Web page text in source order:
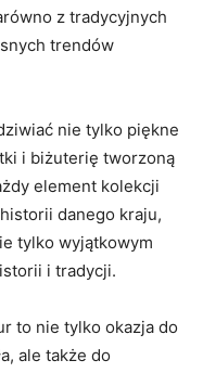
z tradycyjnych
trendów
nie tylko piękne
i‌ biżuterię ​tworzoną‌
​element kolekcji
danego kraju,
tylko wyjątkowym
i tradycji.
to nie tylko ​okazja do​
ale ⁢także do